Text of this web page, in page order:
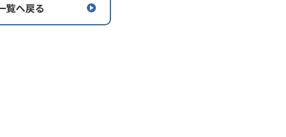
覧へ戻る